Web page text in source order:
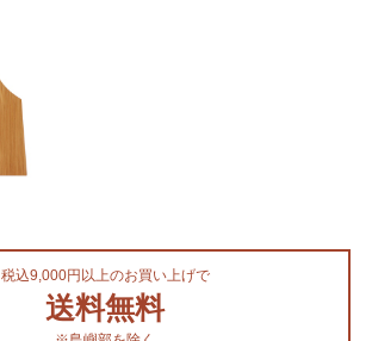
税込9,000円以上のお買い上げで
送料無料